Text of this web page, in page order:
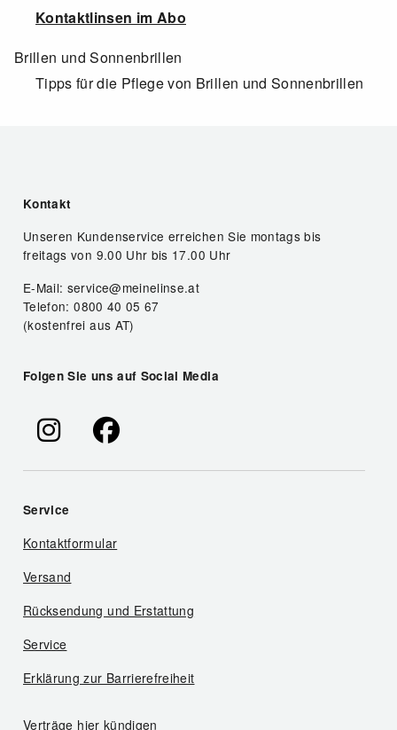
Kontaktlinsen im Abo
Brillen und Sonnenbrillen
Tipps für die Pflege von Brillen und Sonnenbrillen
Kontakt
Unseren Kundenservice erreichen Sie montags bis
freitags von 9.00 Uhr bis 17.00 Uhr
E-Mail: service@meinelinse.at
Telefon: 0800 40 05 67
(kostenfrei aus AT)
Folgen Sie uns auf Social Media
Service
Kontaktformular
Versand
Rücksendung und Erstattung
Service
Erklärung zur Barrierefreiheit
Verträge hier kündigen